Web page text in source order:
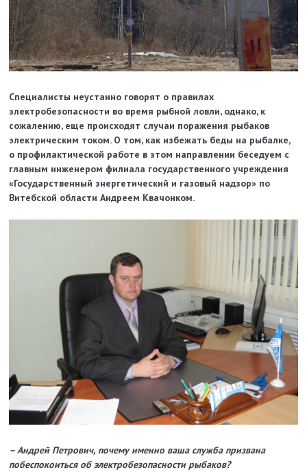
Специалисты неустанно говорят о правилах
электробезопасности во время рыбной ловли, однако, к
сожалению, еще происходят случаи поражения рыбаков
электрическим током. О том, как избежать беды на рыбалке,
о профилактической работе в этом направлении беседуем с
главным инженером филиала государственного учреждения
«Государственный энергетический и газовый надзор» по
Витебской области Андреем Квачонком.
– Андрей Петрович, почему именно ваша служба призвана
побеспокоиться об электробезопасности рыбаков?